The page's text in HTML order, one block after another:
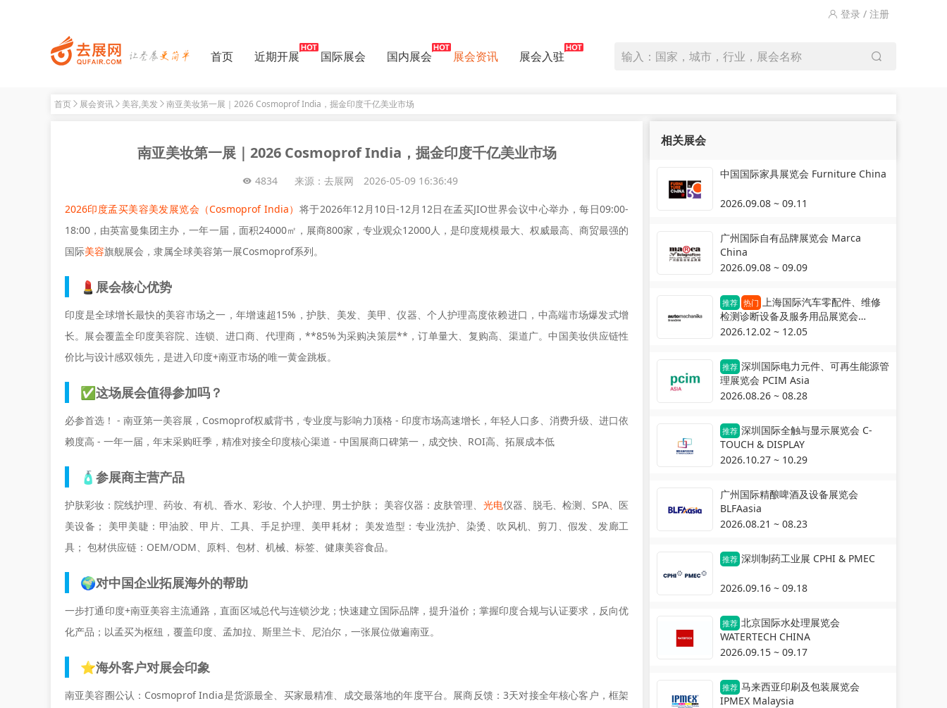
登录 / 注册
首页 近期开展 国际展会 国内展会 展会资讯 展会入驻 输入：国家，城市，行业，展会名称
首页 展会资讯 美容,美发 南亚美妆第一展｜2026 Cosmoprof India，掘金印度千亿美业市场
南亚美妆第一展｜2026 Cosmoprof India，掘金印度千亿美业市场
4834 来源：去展网 2026-05-09 16:36:49
2026印度孟买美容美发展览会（Cosmoprof India） 将于2026年12月10日-12月12日在孟买JIO世界会议中心举办，每日09:00-
18:00，由英富曼集团主办，一年一届，面积24000㎡，展商800家，专业观众12000人，是印度规模最大、权威最高、商贸最强的
国际美容旗舰展会，隶属全球美容第一展Cosmoprof系列。
💄展会核心优势
印度是全球增长最快的美容市场之一，年增速超15%，护肤、美发、美甲、仪器、个人护理高度依赖进口，中高端市场爆发式增
长。展会覆盖全印度美容院、连锁、进口商、代理商，**85%为采购决策层**，订单量大、复购高、渠道广。中国美妆供应链性
价比与设计感双领先，是进入印度+南亚市场的唯一黄金跳板。
✅这场展会值得参加吗？
必参首选！ - 南亚第一美容展，Cosmoprof权威背书，专业度与影响力顶格 - 印度市场高速增长，年轻人口多、消费升级、进口依
赖度高 - 一年一届，年末采购旺季，精准对接全印度核心渠道 - 中国展商口碑第一，成交快、ROI高、拓展成本低
🧴参展商主营产品
护肤彩妆：院线护理、药妆、有机、香水、彩妆、个人护理、男士护肤； 美容仪器：皮肤管理、 光电仪器、脱毛、检测、SPA、医
美设备； 美甲美睫：甲油胶、甲片、工具、手足护理、美甲耗材； 美发造型：专业洗护、染烫、吹风机、剪刀、假发、发廊工
具； 包材供应链：OEM/ODM、原料、包材、机械、标签、健康美容食品。
🌍对中国企业拓展海外的帮助
一步打通 印度+南亚美容主流通路，直面区域总代与连锁沙龙；快速建立国际品牌，提升溢价；掌握印度合规与认证要求，反向优
化产品；以孟买为枢纽， 覆盖印度、孟加拉、斯里兰卡、尼泊尔 ，一张展位做遍南亚。
⭐海外客户对展会印象
南亚美容圈公认：Cosmoprof India是货源最全、买家最精准、成交最落地的年度平台。展商反馈：3天对接全年核心客户，框架
相关展会
中国国际家具展览会 Furniture China
2026.09.08 ~ 09.11
广州国际自有品牌展览会 Marca
China
2026.09.08 ~ 09.09
推荐 热门 上海国际汽车零配件、维修
检测诊断设备及服务用品展览会
Automechanika Shanghai
2026.12.02 ~ 12.05
推荐 深圳国际电力元件、可再生能源管
理展览会 PCIM Asia
2026.08.26 ~ 08.28
推荐 深圳国际全触与显示展览会 C-
TOUCH & DISPLAY
2026.10.27 ~ 10.29
广州国际精酿啤酒及设备展览会
BLFAasia
2026.08.21 ~ 08.23
推荐 深圳制药工业展 CPHI & PMEC
2026.09.16 ~ 09.18
推荐 北京国际水处理展览会
WATERTECH CHINA
2026.09.15 ~ 09.17
推荐 马来西亚印刷及包装展览会
IPMEX Malaysia